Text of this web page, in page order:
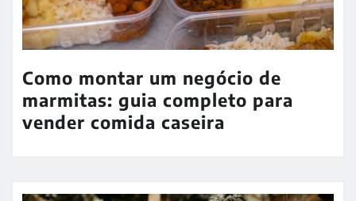
Como montar um negócio de
marmitas: guia completo para
vender comida caseira